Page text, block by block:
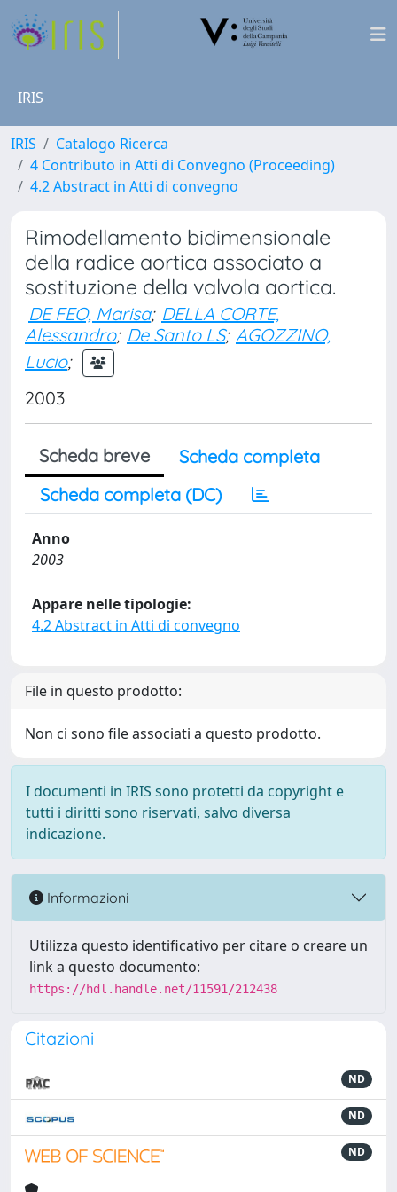
IRIS
IRIS
Catalogo Ricerca
4 Contributo in Atti di Convegno (Proceeding)
4.2 Abstract in Atti di convegno
Rimodellamento bidimensionale
della radice aortica associato a
sostituzione della valvola aortica.
DE FEO, Marisa; DELLA CORTE,
Alessandro; De Santo LS; AGOZZINO,
Lucio;
2003
Scheda breve
Scheda completa
Scheda completa (DC)
Anno
2003
Appare nelle tipologie:
4.2 Abstract in Atti di convegno
File in questo prodotto:
Non ci sono file associati a questo prodotto.
I documenti in IRIS sono protetti da copyright e
tutti i diritti sono riservati, salvo diversa
indicazione.
Informazioni
Utilizza questo identificativo per citare o creare un
link a questo documento:
https://hdl.handle.net/11591/212438
Citazioni
ND
ND
ND